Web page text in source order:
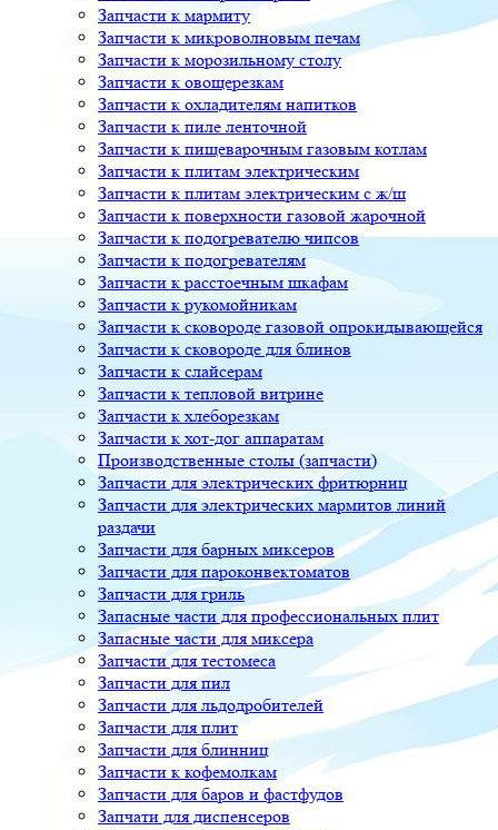
Запчасти к мармиту
Запчасти к микроволновым печам
Запчасти к морозильному столу
Запчасти к овощерезкам
Запчасти к охладителям напитков
Запчасти к пиле ленточной
Запчасти к пищеварочным газовым котлам
Запчасти к плитам электрическим
Запчасти к плитам электрическим с ж/ш
Запчасти к поверхности газовой жарочной
Запчасти к подогревателю чипсов
Запчасти к подогревателям
Запчасти к расстоечным шкафам
Запчасти к рукомойникам
Запчасти к сковороде газовой опрокидывающейся
Запчасти к сковороде для блинов
Запчасти к слайсерам
Запчасти к тепловой витрине
Запчасти к хлеборезкам
Запчасти к хот-дог аппаратам
Производственные столы (запчасти)
Запчасти для электрических фритюрниц
Запчасти для электрических мармитов линий
раздачи
Запчасти для барных миксеров
Запчасти для пароконвектоматов
Запчасти для гриль
Запасные части для профессиональных плит
Запасные части для миксера
Запчасти для тестомеса
Запчасти для пил
Запчасти для льдодробителей
Запчасти для плит
Запчасти для блинниц
Запчасти к кофемолкам
Запчасти для баров и фастфудов
Запчати для диспенсеров